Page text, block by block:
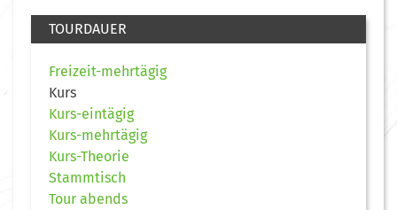
TOURDAUER
Freizeit-mehrtägig
Kurs
Kurs-eintägig
Kurs-mehrtägig
Kurs-Theorie
Stammtisch
Tour abends